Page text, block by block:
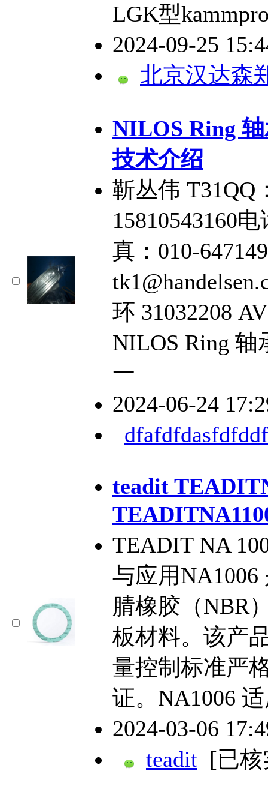
LGK型
2024-09-25
北京汉达森
NILOS Ring 轴
技术介绍
靳丛伟 T31QQ
15810543160
真：010-
环 31032208
NILOS Ring 轴
一
2024-06-24
teadit
TEADIT NA
与应用
腈橡胶（NBR
板材料。该产
量控制标准严
证。NA1006
2024-03-06
teadit [已